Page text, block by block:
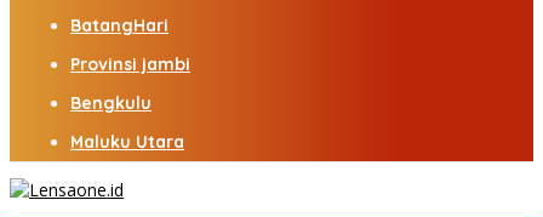
BatangHari
Provinsi jambi
Bengkulu
Maluku Utara